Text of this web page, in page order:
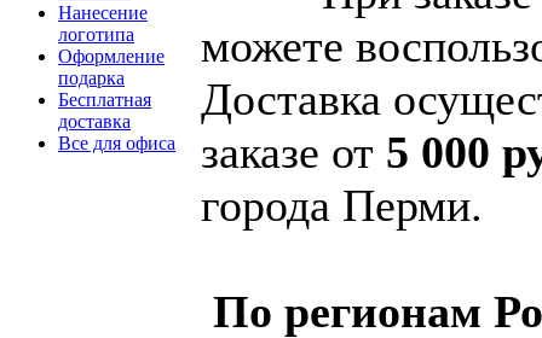
Нанесение
логотипа
Оформление
подарка
Бесплатная
доставка
Все для офиса
можете
Доставка
заказе от 5 000
города Перми.
По регионам